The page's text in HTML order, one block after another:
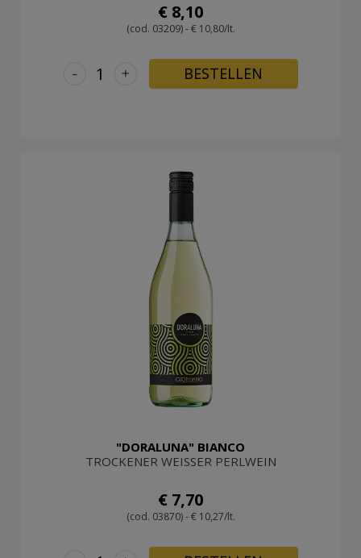
€ 8,10
(cod. 03209) - € 10,80/lt.
+
- BESTELLEN
"DORALUNA" BIANCO
TROCKENER WEISSER PERLWEIN
€ 7,70
(cod. 03870) - € 10,27/lt.